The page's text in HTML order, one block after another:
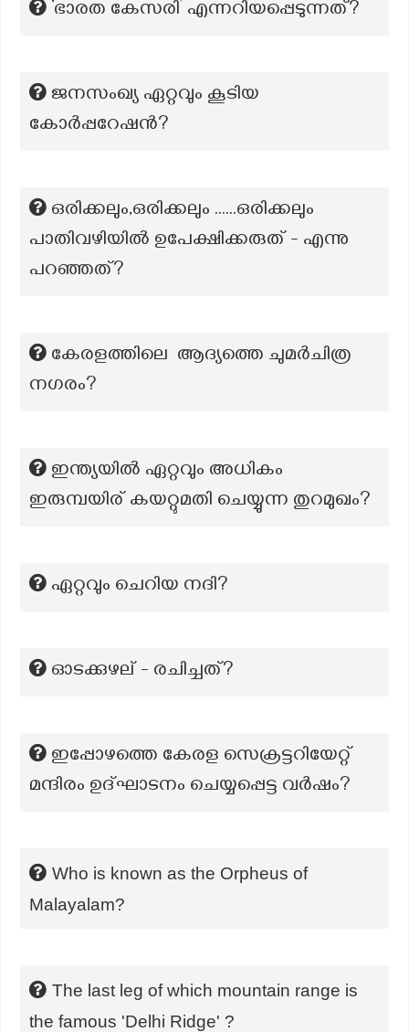
‘ഭാരത കേസരി’ എന്നറിയപ്പെടുന്നത്?
ജനസംഖ്യ ഏറ്റവും കൂടിയ
കോർപ്പറേഷൻ?
ഒരിക്കലും,ഒരിക്കലും ......ഒരിക്കലും
പാതിവഴിയിൽ ഉപേക്ഷിക്കരുത് - എന്നു
പറഞ്ഞത്?
കേരളത്തിലെ ആദ്യത്തെ ചുമർചിത്ര
നഗരം?
ഇന്ത്യയിൽ ഏറ്റവും അധികം
ഇരുമ്പയിര് കയറ്റുമതി ചെയ്യുന്ന തുറമുഖം?
ഏറ്റവും ചെറിയ നദി?
ഓടക്കുഴല് - രചിച്ചത്?
ഇപ്പോഴത്തെ കേരള സെക്രട്ടറിയേറ്റ്
മന്ദിരം ഉദ്‌ഘാടനം ചെയ്യപ്പെട്ട വർഷം?
Who is known as the Orpheus of
Malayalam?
The last leg of which mountain range is
the famous 'Delhi Ridge' ?